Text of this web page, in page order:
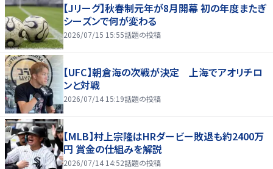
【Jリーグ】秋春制元年が8月開幕 初の年度またぎ
シーズンで何が変わる
2026/07/15 15:55話題の投稿
【UFC】朝倉海の次戦が決定 上海でアオリチロ
ンと対戦
2026/07/14 15:19話題の投稿
【MLB】村上宗隆はHRダービー敗退も約2400万
円 賞金の仕組みを解説
2026/07/14 14:52話題の投稿